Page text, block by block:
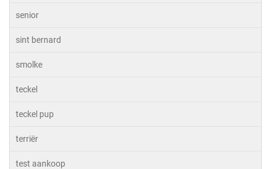
senior
sint bernard
smolke
teckel
teckel pup
terriër
test aankoop